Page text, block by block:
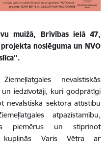
muižā, Brīvības ielā 47,
noslēguma un NVO
nevalstiskās
iedzīvotāji, kuri godprātīgi
nevalstiskā sektora attīstību
atpazīstamību,
piemērus un stiprinot
kuplinās Varis Vētra ar